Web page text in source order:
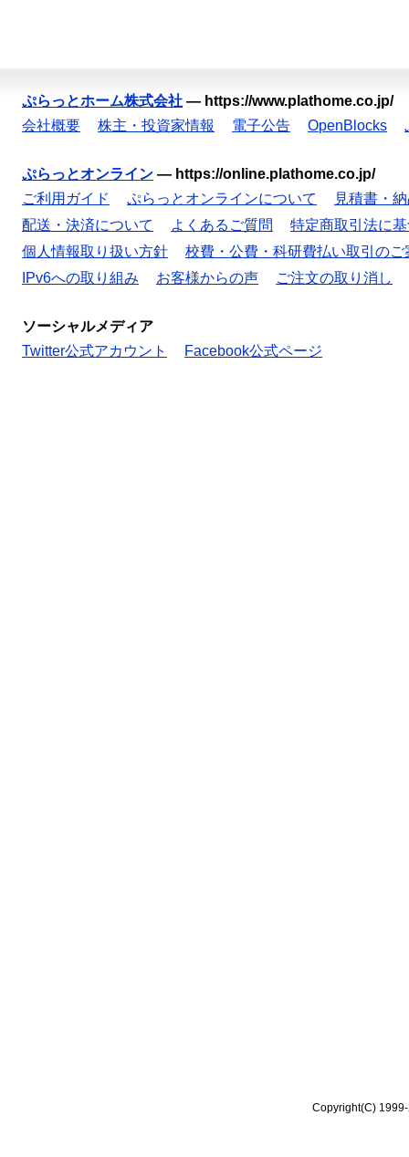
ぷらっとホーム株式会社 — https://www.plathome.co.jp/
会社概要
株主・投資家情報 電子公告 OpenBlocks
ぷらっとオンライン — https://online.plathome.co.jp/
ご利用ガイド
ぷらっとオンラインについて
見積書・
配送・決済について
よくあるご質問
特定商取引法に
個人情報取り扱い方針
校費・公費・科研費払い取引のご
IPv6への取り組み
お客様からの声 ご注文の取り消し
ソーシャルメディア
Twitter公式アカウント
Facebook公式ページ
Copyright(C)